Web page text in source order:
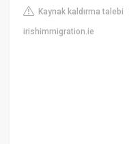
Kaynak kaldırma talebi
irishimmigration.ie